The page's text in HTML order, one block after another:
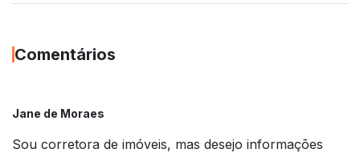
Comentários
Jane de Moraes
Sou corretora de imóveis, mas desejo informações